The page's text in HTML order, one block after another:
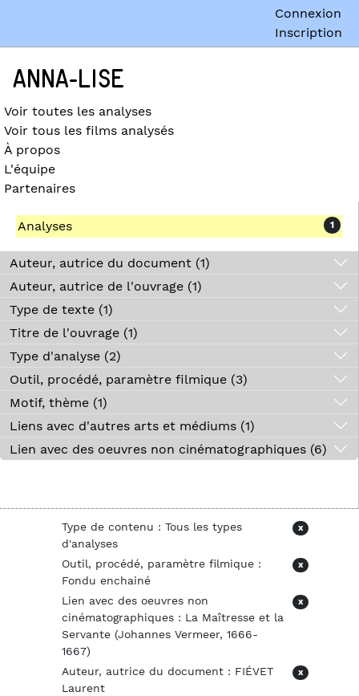
ANNA-LISE
Voir toutes les analyses
Voir tous les films analysés
À propos
L'équipe
Partenaires
Connexion
Inscription
Analyses 1
Auteur, autrice du document (1)
Auteur, autrice de l'ouvrage (1)
Type de texte (1)
Titre de l'ouvrage (1)
Type d'analyse (2)
Outil, procédé, paramètre filmique (3)
Motif, thème (1)
Liens avec d'autres arts et médiums (1)
Lien avec des oeuvres non cinématographiques (6)
Type de contenu : Tous les types
d'analyses
x
Outil, procédé, paramètre filmique :
Fondu enchainé
x
Lien avec des oeuvres non
cinématographiques : La Maîtresse et la
Servante (Johannes Vermeer, 1666-
1667)
x
Auteur, autrice du document : FIÉVET
Laurent
x